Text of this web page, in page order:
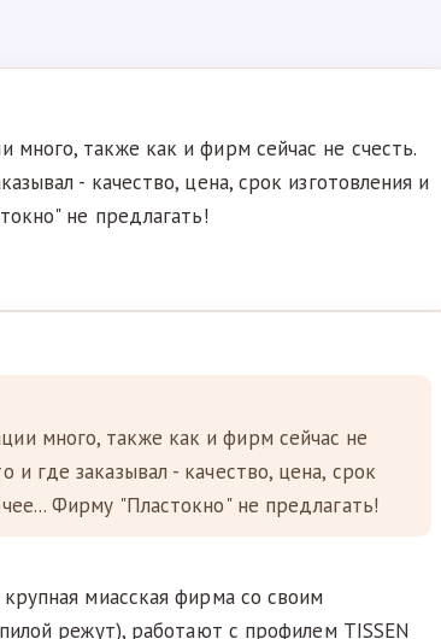
также как и фирм сейчас не счесть.
- качество, цена, срок изготовления и
не предлагать!
много, также как и фирм сейчас не
где заказывал - качество, цена, срок
Фирму "Пластокно" не предлагать!
миасская фирма со своим
режут), работают с профилем TISSEN